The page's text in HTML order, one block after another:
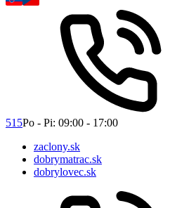
515Po - Pi: 09:00 - 17:00
zaclony.sk
dobrymatrac.sk
dobrylovec.sk